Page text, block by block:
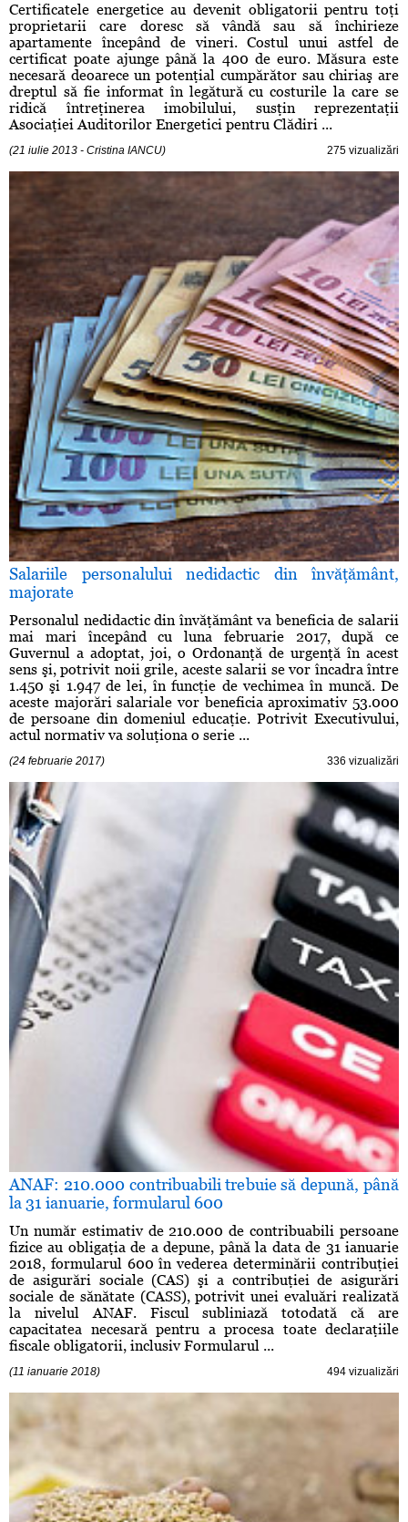
Certificatele energetice au devenit obligatorii pentru toţi
proprietarii care doresc să vândă sau să închirieze
apartamente începând de vineri. Costul unui astfel de
certificat poate ajunge până la 400 de euro. Măsura este
necesară deoarece un potenţial cumpărător sau chiriaş are
dreptul să fie informat în legătură cu costurile la care se
ridică întreţinerea imobilului, susţin reprezentaţii
Asociaţiei Auditorilor Energetici pentru Clădiri ...
(21 iulie 2013 - Cristina IANCU) 275 vizualizări
Salariile personalului nedidactic din învăţământ,
majorate
Personalul nedidactic din învăţământ va beneficia de salarii
mai mari începând cu luna februarie 2017, după ce
Guvernul a adoptat, joi, o Ordonanţă de urgenţă în acest
sens şi, potrivit noii grile, aceste salarii se vor încadra între
1.450 şi 1.947 de lei, în funcţie de vechimea în muncă. De
aceste majorări salariale vor beneficia aproximativ 53.000
de persoane din domeniul educaţie. Potrivit Executivului,
actul normativ va soluţiona o serie ...
(24 februarie 2017) 336 vizualizări
ANAF: 210.000 contribuabili trebuie să depună, până
la 31 ianuarie, formularul 600
Un număr estimativ de 210.000 de contribuabili persoane
fizice au obligaţia de a depune, până la data de 31 ianuarie
2018, formularul 600 în vederea determinării contribuţiei
de asigurări sociale (CAS) şi a contribuţiei de asigurări
sociale de sănătate (CASS), potrivit unei evaluări realizată
la nivelul ANAF. Fiscul subliniază totodată că are
capacitatea necesară pentru a procesa toate declaraţiile
fiscale obligatorii, inclusiv Formularul ...
(11 ianuarie 2018) 494 vizualizări